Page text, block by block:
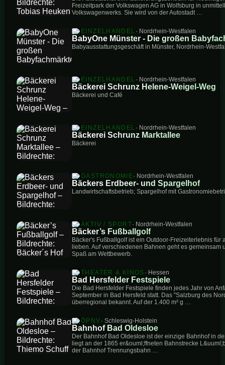
Freizeitpark der Volkswagen AG in Wolfsburg in
Volkswagenwerks. Sie wird von der Autostadt …
EINZELHANDEL · Nordrhein-Westfalen
BabyOne Münster - Die großen
Babyausstattungsgeschäft in Münster, Nordrhein-
EINZELHANDEL · Nordrhein-Westfalen
Bäckerei Schrunz Helene-Weigel-Weg
Bäckerei und Café
EINZELHANDEL · Nordrhein-Westfalen
Bäckerei Schrunz Marktallee
Bäckerei
GASTRONOMIE · Nordrhein-Westfalen
Bäckers Erdbeer- und Spargelhof
Landwirtschaftsbetrieb; Spargelhof mit
AKTIV / SPORT· Nordrhein-Westfalen
Bäcker’s Fußballgolf
Bäcker's Fußballgolf ist ein Outdoor-Freizeiterlebnis für
lieben. Auf verschiedenen Bahnen geht es gemeinsam
Spaß am Wettbewerb.
THEATER & KINOS · Hessen
Bad Hersfelder Festspiele
Die Bad Hersfelder Festspiele finden jedes Jahr von
September in Bad Hersfeld statt. Das "Salzburg des
überregional bekannt. Auf der 1.400 m² g …
ÖPNV · Schleswig-Holstein
Bahnhof Bad Oldesloe
Der Bahnhof Bad Oldesloe ist der einzige Bahnhof in
liegt an der 1865 er&ouml;ffneten Bahnstrecke
der Bahnhof Trennungsbahn …